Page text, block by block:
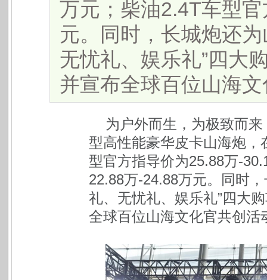
万元；柴油2.4T车型
元。同时，长城炮还
无忧礼、娱乐礼”四大
并宣布全球百位山海
为户外而生，为极致而
型高性能豪华皮卡山海炮
型官方指导价为25.88万-
22.88万-24.88万元。同时
礼、无忧礼、娱乐礼”四大
全球百位山海文化官共创活